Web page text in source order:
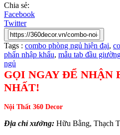
Chia sẻ:
Facebook
Twitter
Tags : combo phòng ngủ hiện đại,
phấn nhập khẩu, mẫu tab đầu
ngủ
GỌI NGAY ĐỂ NHẬN
NHẤT!
Nội Thất 360 Decor
Địa chỉ xưởng: Hữu Bằng, Thạch